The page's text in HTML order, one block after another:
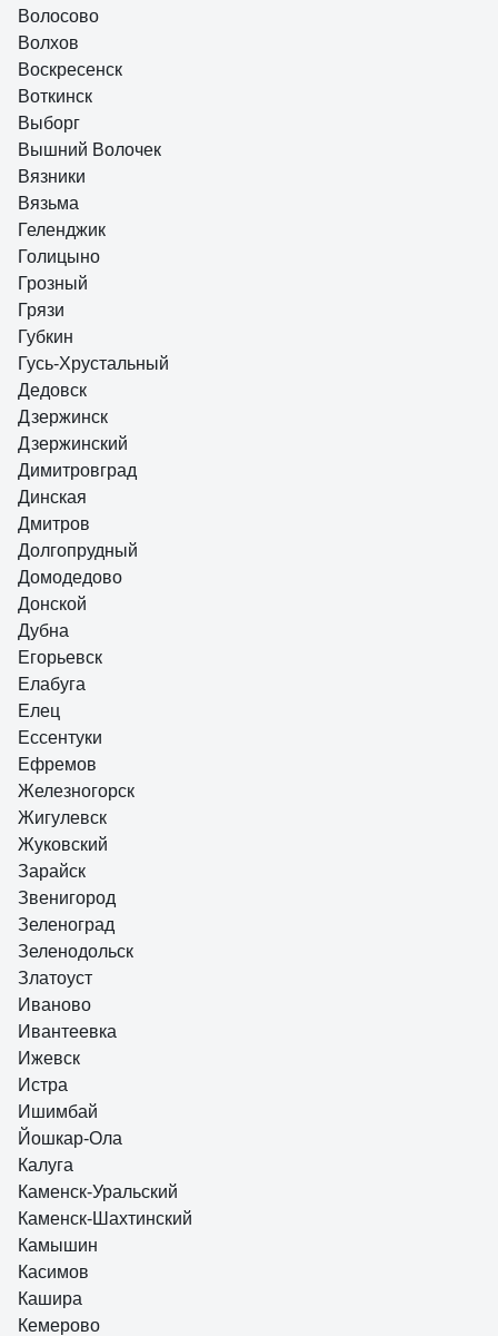
Волосово
Волхов
Воскресенск
Воткинск
Выборг
Вышний Волочек
Вязники
Вязьма
Геленджик
Голицыно
Грозный
Грязи
Губкин
Гусь-Хрустальный
Дедовск
Дзержинск
Дзержинский
Димитровград
Динская
Дмитров
Долгопрудный
Домодедово
Донской
Дубна
Егорьевск
Елабуга
Елец
Ессентуки
Ефремов
Железногорск
Жигулевск
Жуковский
Зарайск
Звенигород
Зеленоград
Зеленодольск
Златоуст
Иваново
Ивантеевка
Ижевск
Истра
Ишимбай
Йошкар-Ола
Калуга
Каменск-Уральский
Каменск-Шахтинский
Камышин
Касимов
Кашира
Кемерово